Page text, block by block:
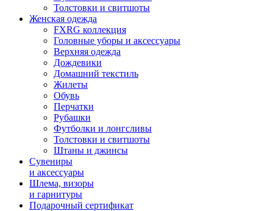
Толстовки и свитшоты
Женская одежда
FXRG коллекция
Головные уборы и аксессуары
Верхняя одежда
Дождевики
Домашний текстиль
Жилеты
Обувь
Перчатки
Рубашки
Футболки и лонгсливы
Толстовки и свитшоты
Штаны и джинсы
Сувениры
и аксессуары
Шлема, визоры
и гарнитуры
Подарочный сертификат